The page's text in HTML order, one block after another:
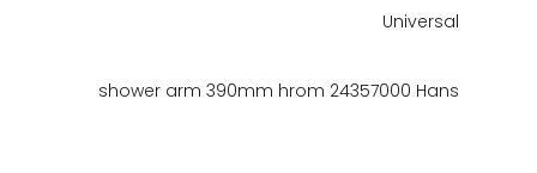
Universal
shower arm 390mm hrom 24357000 Hans